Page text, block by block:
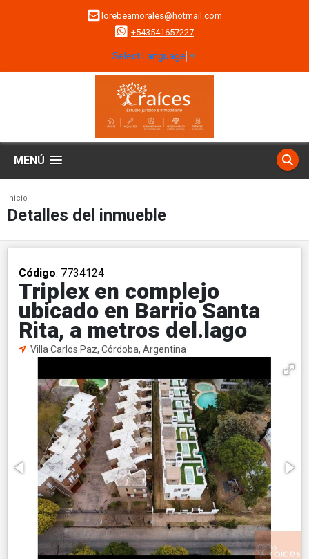
lorebeamorales@hotmail.com
+543541657227
Select Language ▼
MENÚ
Inicio
Detalles del inmueble
Código. 7734124
Triplex en complejo
ubicado en Barrio Santa
Rita, a metros del.lago
Villa Carlos Paz, Córdoba, Argentina